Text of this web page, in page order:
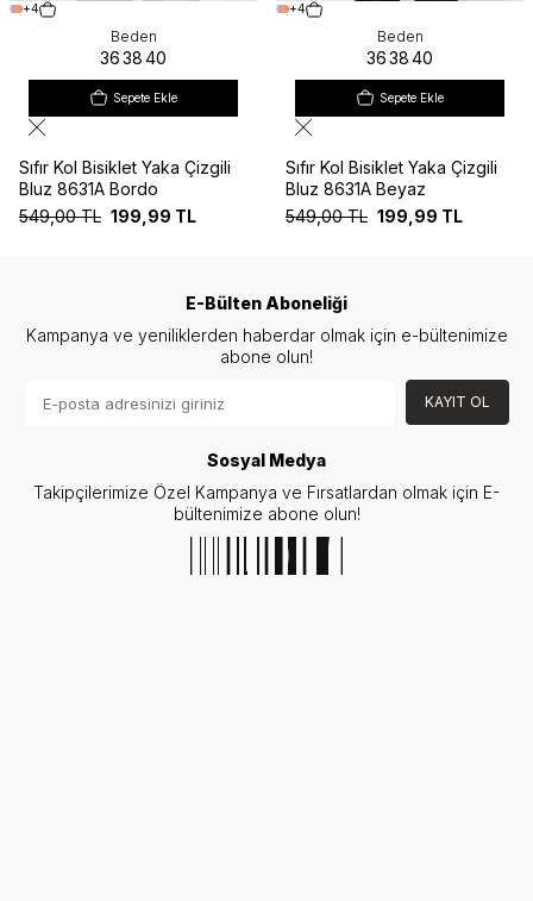
+4
Beden
363840
Sepete Ekle
Sıfır Kol Bisiklet Yaka Çizgili
Bluz 8631A Bordo
549,00TL 199,99 TL
+4
Beden
363840
Sepete Ekle
Sıfır Kol Bisiklet Yaka Çizgili
Bluz 8631A Beyaz
549,00TL 199,99 TL
E-Bülten Aboneliği
Kampanya ve yeniliklerden haberdar olmak için e-bültenimize
abone olun!
KAYIT OL
Sosyal Medya
Takipçilerimize Özel Kampanya ve Fırsatlardan olmak için E-
bültenimize abone olun!